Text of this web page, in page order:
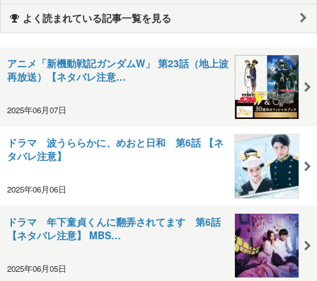
よく読まれている記事一覧を見る
アニメ「新機動戦記ガンダムW」 第23話（地上波
再放送）【ネタバレ注意…
2025年06月07日
ドラマ 波うららかに、めおと日和 第6話 【ネ
タバレ注意】
2025年06月06日
ドラマ 年下童貞くんに翻弄されてます 第6話
【ネタバレ注意】 MBS…
2025年06月05日